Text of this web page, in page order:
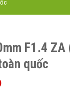
F1.4
quốc